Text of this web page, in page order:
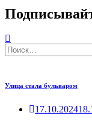
Найти:
Улица стала бульваром
17.10.2024